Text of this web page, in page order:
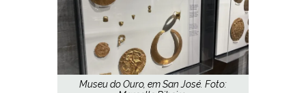
Museu do Ouro, em San José. Foto: